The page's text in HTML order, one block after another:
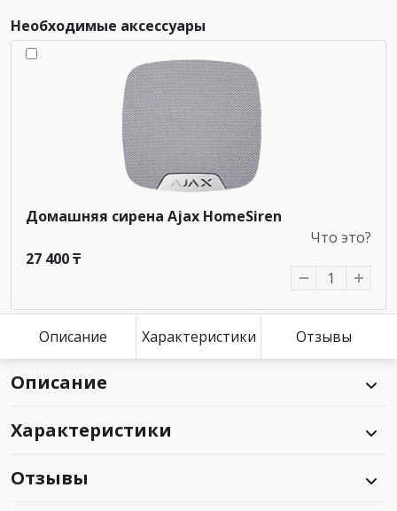
Необходимые аксессуары
Домашняя сирена Ajax HomeSiren
Что это?
27 400 ₸
Описание Характеристики Отзывы
Описание
Характеристики
Отзывы